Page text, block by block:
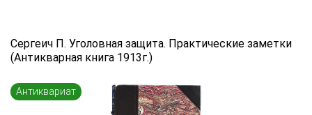
...
...
Сергеич П. Уголовная защита. Практические заметки
(Антикварная книга 1913г.)
Антиквариат